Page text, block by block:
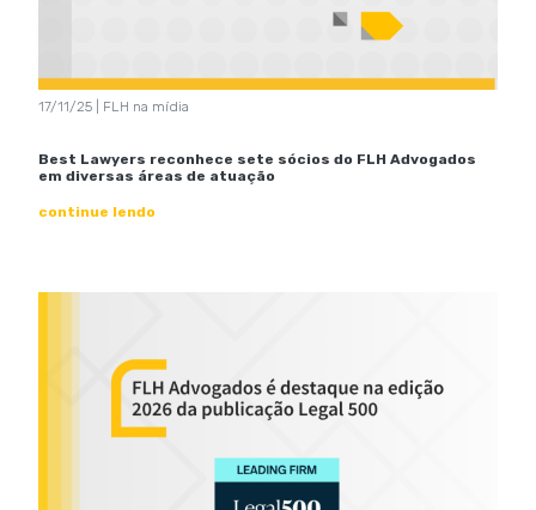
17/11/25 | FLH na mídia
Best Lawyers reconhece sete sócios do FLH Advogados
em diversas áreas de atuação
continue lendo